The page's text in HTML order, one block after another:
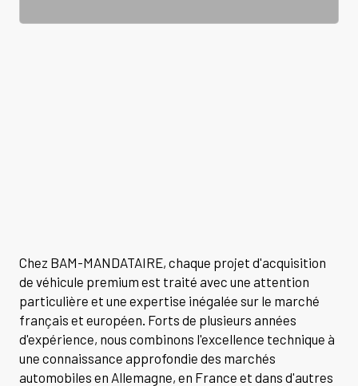
Chez BAM-MANDATAIRE, chaque projet d'acquisition
de véhicule premium est traité avec une attention
particulière et une expertise inégalée sur le marché
français et européen. Forts de plusieurs années
d'expérience, nous combinons l'excellence technique à
une connaissance approfondie des marchés
automobiles en Allemagne, en France et dans d'autres